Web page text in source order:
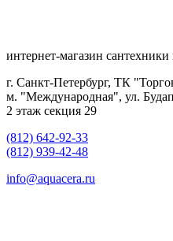
интернет-магазин
г. Санкт-Петербург, ТК
м. "Международная", ул.
2 этаж секция 29
(812) 642-92-33
(812) 939-42-48
info@aquacera.ru